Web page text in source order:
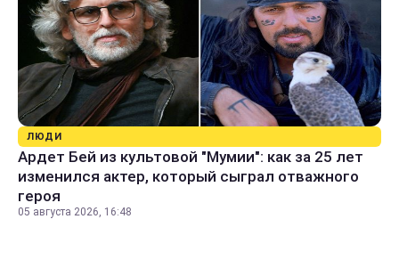
ЛЮДИ
Ардет Бей из культовой "Мумии": как за 25 лет
изменился актер, который сыграл отважного
героя
05 августа 2026, 16:48